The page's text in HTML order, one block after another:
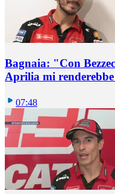
Bagnaia: "Con
Aprilia mi
07:48